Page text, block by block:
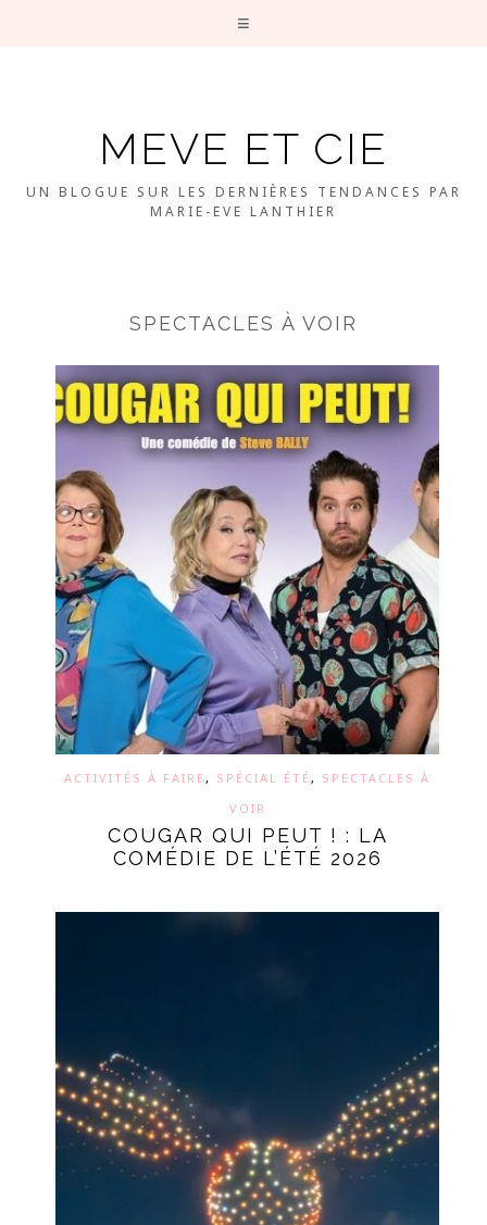
MEVE ET CIE
UN BLOGUE SUR LES DERNIÈRES TENDANCES PAR
MARIE-EVE LANTHIER
SPECTACLES À VOIR
ACTIVITÉS À FAIRE , SPÉCIAL ÉTÉ , SPECTACLES À
VOIR
COUGAR QUI PEUT ! : LA
COMÉDIE DE L’ÉTÉ 2026